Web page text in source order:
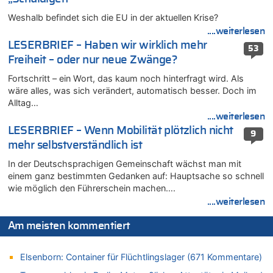
Fußgänger und Radfahrer sind die häufigsten Opfer
05.08.2026 - 19:34 von Mungo zu
Warum die Waldbrände in Frankreich und Spanien Rekorde
brechen [Fragen & Antworten]
05.08.2026 - 19:21 von Hugo Egon Bernhard von Sinnen zu
Mehrere Menschen in Londons City niedergestochen
05.08.2026 - 19:17 von Pierre zu
Mehrere Menschen in Londons City niedergestochen
Zweite Hitzewelle in diesem Sommer ist jetzt amtlich
05.08.2026 - 19:16 von Hugo Egon Bernhard von Sinnen zu
Wasserstand des Rheins in NRW so niedrig wie noch nie
05.08.2026 - 19:11 von Carine zu
Wie kam es zur Ceuta-Krise?
Wie kam es zur Ceuta-Krise?
05.08.2026 - 18:55 von Der Patriot zu
05.08.2026 - 18:35 von Der Patriot zu
Weshalb befindet sich die EU in der aktuellen Krise?
....weiterlesen
53
LESERBRIEF – Haben wir wirklich mehr
Freiheit – oder nur neue Zwänge?
Fortschritt – ein Wort, das kaum noch hinterfragt wird. Als
wäre alles, was sich verändert, automatisch besser. Doch im
Alltag…
....weiterlesen
9
LESERBRIEF – Wenn Mobilität plötzlich nicht
mehr selbstverständlich ist
In der Deutschsprachigen Gemeinschaft wächst man mit
einem ganz bestimmten Gedanken auf: Hauptsache so schnell
wie möglich den Führerschein machen….
....weiterlesen
Am meisten kommentiert
Elsenborn: Container für Flüchtlingslager (671 Kommentare)